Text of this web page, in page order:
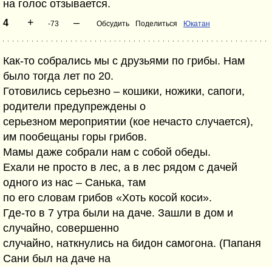
на голос отзывается.
4 + -73 – Обсудить Поделиться Юкатан
Как-то собрались мы с друзьями по грибы. Нам
было тогда лет по 20.
Готовились серьезно – кошики, ножики, сапоги,
родители предупреждены о
серьезном мероприятии (кое нечасто случается),
им пообещаны горы грибов.
Мамы даже собрали нам с собой обеды.
Ехали не просто в лес, а в лес рядом с дачей
одного из нас – Санька, там
по его словам грибов «Хоть косой коси».
Где-то в 7 утра были на даче. Зашли в дом и
случайно, совершенно
случайно, наткнулись на бидон самогона. (Папаня
Сани был на даче на